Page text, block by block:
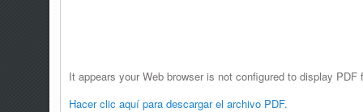
It appears your Web browser is not configured to display
Hacer clic aquí para descargar el archivo PDF.